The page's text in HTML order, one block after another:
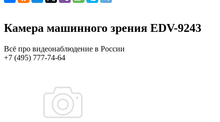
Камера машинного зрения EDV-9243
Всё про видеонаблюдение в России
+7 (495) 777-74-64